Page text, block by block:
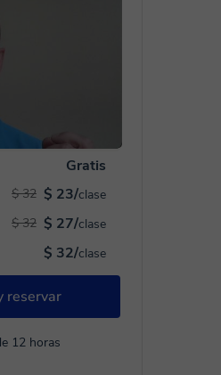
Gratis
$ 23/clase
$ 32
$ 27/clase
$ 32
$ 32/clase
reservar
12 horas